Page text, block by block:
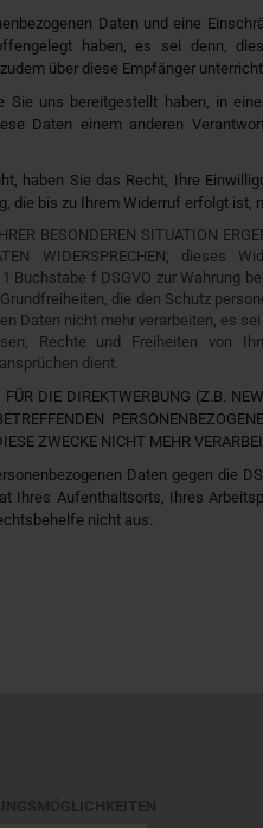
Daten und eine
haben, es sei denn,
über diese Empfänger
Sie uns bereitgestellt haben, in
Daten einem anderen
haben Sie das Recht, Ihre
die bis zu Ihrem Widerruf erfolgt ist,
BESONDEREN SITUATION
WIDERSPRECHEN;
Buchstabe f DSGVO zur Wahrung
die den Schutz
Daten nicht mehr verarbeiten, es
Rechte und Freiheiten von
dient.
DIE DIREKTWERBUNG (Z.B.
ZWECKE NICHT MEHR
Daten gegen die
Ihres Aufenthaltsorts, Ihres
nicht aus.